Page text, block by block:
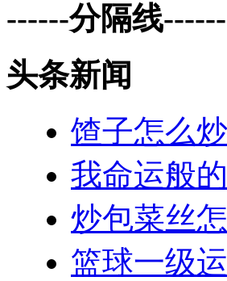
------分隔线
头条新闻
馇子怎么炒
我命运般
炒包菜丝
篮球一级